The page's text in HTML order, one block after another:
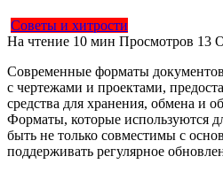
Советы и хитрости
На чтение 10 мин Просмотров 13
Современные форматы
с чертежами и проектами,
средства для хранения, обмена и
Форматы, которые используются
быть не только совместимы с
поддерживать регулярное